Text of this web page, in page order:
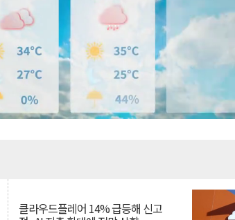
클라우드플레어 14% 급등해 신고